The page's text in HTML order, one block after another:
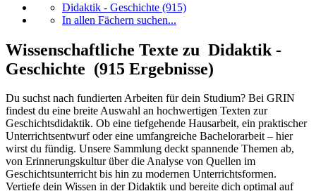
Didaktik - Geschichte (915)
In allen Fächern suchen...
Wissenschaftliche Texte zu Didaktik -
Geschichte (915 Ergebnisse)
Du suchst nach fundierten Arbeiten für dein Studium? Bei GRIN
findest du eine breite Auswahl an hochwertigen Texten zur
Geschichtsdidaktik. Ob eine tiefgehende Hausarbeit, ein praktischer
Unterrichtsentwurf oder eine umfangreiche Bachelorarbeit – hier
wirst du fündig. Unsere Sammlung deckt spannende Themen ab,
von Erinnerungskultur über die Analyse von Quellen im
Geschichtsunterricht bis hin zu modernen Unterrichtsformen.
Vertiefe dein Wissen in der Didaktik und bereite dich optimal auf